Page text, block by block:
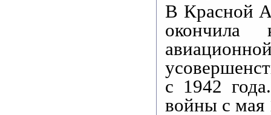
В Красной
с 1942
войны с мая